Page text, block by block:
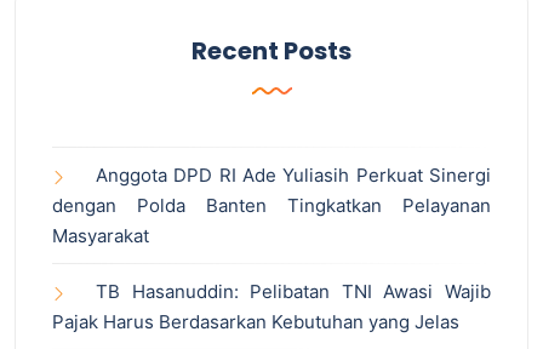
Recent Posts
Anggota DPD RI Ade Yuliasih Perkuat Sinergi
dengan Polda Banten Tingkatkan Pelayanan
Masyarakat
TB Hasanuddin: Pelibatan TNI Awasi Wajib
Pajak Harus Berdasarkan Kebutuhan yang Jelas